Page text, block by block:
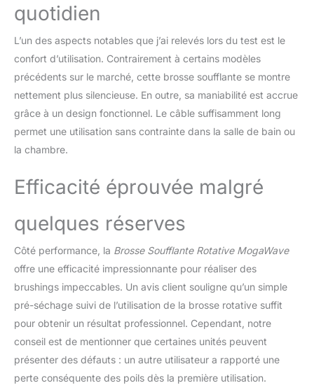
en-1 Pour Un Styling
Polyvalent : La VGR 480
brosse soufflante
rotative dans un seul
appareil pratique pour un
coiffage facile au
quotidien. Grâce à ses
mm et 50 mm, cette
brosse brushing
parfaitement pour créer
cheveux, former des
ondulations naturelles ou
des boucles définies.
Cette brosse rotative
cheveux s’adapte aux
cheveux courts, mi-
longs et longs pour un
résultat soigné à la
déplacement Plusieurs
quotidien
L’un des aspects notables que j’ai relevés lors du test est le
confort d’utilisation. Contrairement à certains modèles
précédents sur le marché, cette brosse soufflante se montre
nettement plus silencieuse. En outre, sa maniabilité est accrue
grâce à un design fonctionnel. Le câble suffisamment long
permet une utilisation sans contrainte dans la salle de bain ou
la chambre.
Efficacité éprouvée malgré
quelques réserves
Côté performance, la Brosse Soufflante Rotative MogaWave
offre une efficacité impressionnante pour réaliser des
brushings impeccables. Un avis client souligne qu’un simple
pré-séchage suivi de l’utilisation de la brosse rotative suffit
pour obtenir un résultat professionnel. Cependant, notre
conseil est de mentionner que certaines unités peuvent
présenter des défauts : un autre utilisateur a rapporté une
perte conséquente des poils dès la première utilisation.